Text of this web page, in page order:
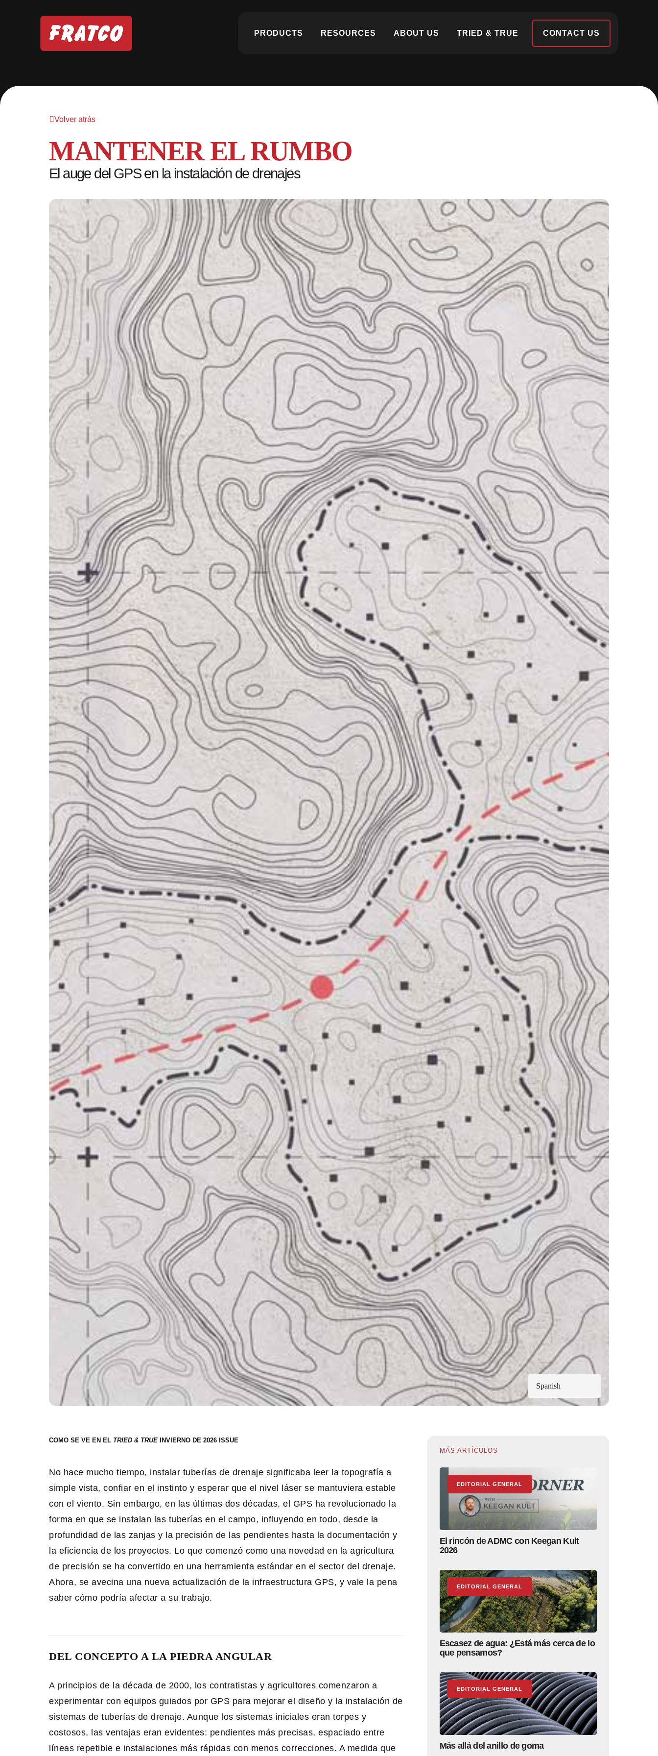
PRODUCTS RESOURCES ABOUT US TRIED & TRUE CONTACT US
Volver atrás
MANTENER EL RUMBO
El auge del GPS en la instalación de drenajes
Spanish
COMO SE VE EN EL INVIERNO DE 2026
No hace mucho tiempo, instalar tuberías de drenaje significaba leer la topografía a
simple vista, confiar en el instinto y esperar que el nivel láser se mantuviera estable
con el viento. Sin embargo, en las últimas dos décadas, el GPS ha revolucionado la
forma en que se instalan las tuberías en el campo, influyendo en todo, desde la
profundidad de las zanjas y la precisión de las pendientes hasta la documentación y
la eficiencia de los proyectos. Lo que comenzó como una novedad en la agricultura
de precisión se ha convertido en una herramienta estándar en el sector del drenaje.
Ahora, se avecina una nueva actualización de la infraestructura GPS, y vale la pena
saber cómo podría afectar a su trabajo.
DEL CONCEPTO A LA PIEDRA ANGULAR
A principios de la década de 2000, los contratistas y agricultores comenzaron a
experimentar con equipos guiados por GPS para mejorar el diseño y la instalación de
sistemas de tuberías de drenaje. Aunque los sistemas iniciales eran torpes y
costosos, las ventajas eran evidentes: pendientes más precisas, espaciado entre
líneas repetible e instalaciones más rápidas con menos correcciones. A medida que
MÁS ARTÍCULOS
EDITORIAL GENERAL
El rincón de ADMC con Keegan Kult
2026
EDITORIAL GENERAL
Escasez de agua: ¿Está más cerca de lo
que pensamos?
EDITORIAL GENERAL
Más allá del anillo de goma